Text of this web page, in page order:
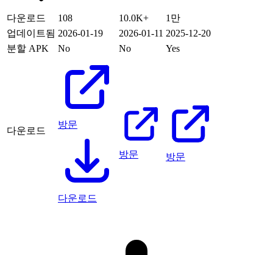
다운로드 108 10.0K+
1만
업데이트됨 2026-01-19 2026-01-11 2025-12-20
분할 APK
No No Yes
다운로드
방문
다운로드
방문 방문